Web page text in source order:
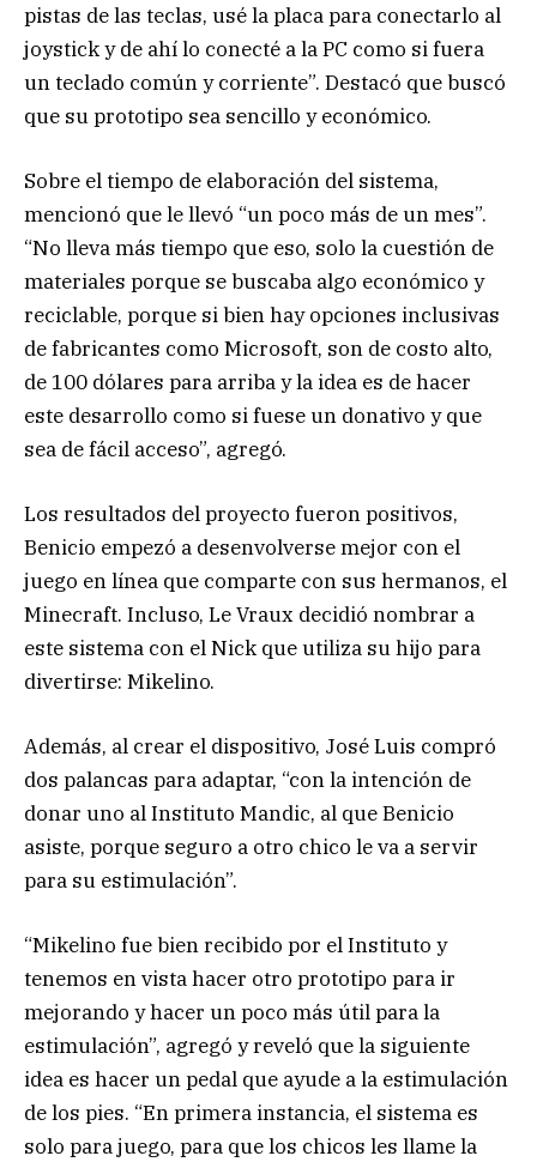
pistas de las teclas, usé la placa para conectarlo al
joystick y de ahí lo conecté a la PC como si fuera
un teclado común y corriente”. Destacó que buscó
que su prototipo sea sencillo y económico.
Sobre el tiempo de elaboración del sistema,
mencionó que le llevó “un poco más de un mes”.
“No lleva más tiempo que eso, solo la cuestión de
materiales porque se buscaba algo económico y
reciclable, porque si bien hay opciones inclusivas
de fabricantes como Microsoft, son de costo alto,
de 100 dólares para arriba y la idea es de hacer
este desarrollo como si fuese un donativo y que
sea de fácil acceso”, agregó.
Los resultados del proyecto fueron positivos,
Benicio empezó a desenvolverse mejor con el
juego en línea que comparte con sus hermanos, el
Minecraft. Incluso, Le Vraux decidió nombrar a
este sistema con el Nick que utiliza su hijo para
divertirse: Mikelino.
Además, al crear el dispositivo, José Luis compró
dos palancas para adaptar, “con la intención de
donar uno al Instituto Mandic, al que Benicio
asiste, porque seguro a otro chico le va a servir
para su estimulación”.
“Mikelino fue bien recibido por el Instituto y
tenemos en vista hacer otro prototipo para ir
mejorando y hacer un poco más útil para la
estimulación”, agregó y reveló que la siguiente
idea es hacer un pedal que ayude a la estimulación
de los pies. “En primera instancia, el sistema es
solo para juego, para que los chicos les llame la